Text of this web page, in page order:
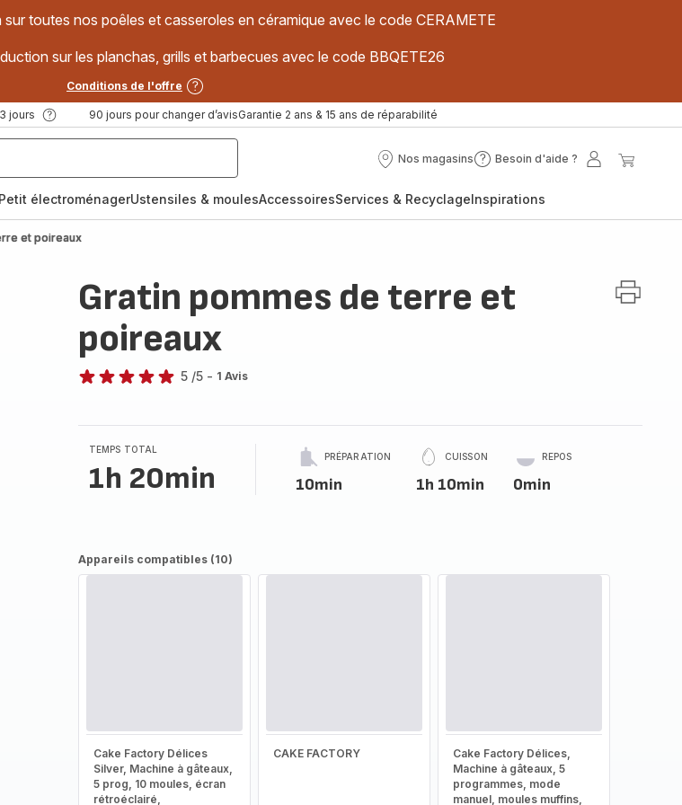
toutes nos poêles et casseroles en céramique avec le code CERAMETE
sur les planchas, grills et barbecues avec le code BBQETE26
Conditions de l'offre
jours 90 jours pour changer d’avisGarantie 2 ans & 15 ans de réparabilité
Nos magasins
Nos
Besoin d'aide ?
Besoin
?
Mon
Petit électroménagerUstensiles & moulesAccessoiresServices & RecyclageInspirations
et poireaux
Gratin pommes de terre et
poireaux
étoiles
(moyenne)
5 /5 - 1 Avis
TEMPS TOTAL
1h 20min
PRÉPARATION
10min
CUISSON
1h 10min
REPOS
0min
Appareils compatibles (10)
Cake Factory Délices
Silver, Machine à gâteaux,
5 prog, 10 moules, écran
rétroéclairé,
CAKE FACTORY
Cake Factory Délices,
Machine à gâteaux, 5
programmes, mode
manuel, moules muffins,